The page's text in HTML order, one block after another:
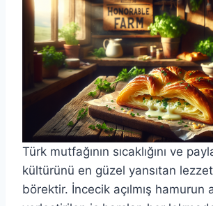
Türk mutfağının sıcaklığını ve
kültürünü en güzel yansıtan
börektir. İncecik açılmış hamurun